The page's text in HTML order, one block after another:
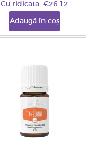
Cu ridicata: €26.12
Adaugă în coș